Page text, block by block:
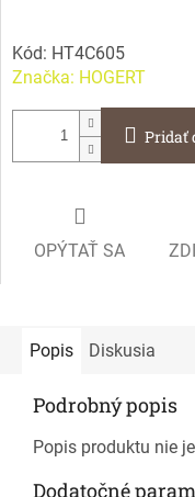
Kód: HT4C605
Značka: HOGERT
Pridať
OPÝTAŤ SA
Popis Diskusia
Podrobný popis
Popis produktu nie
Dodatočné